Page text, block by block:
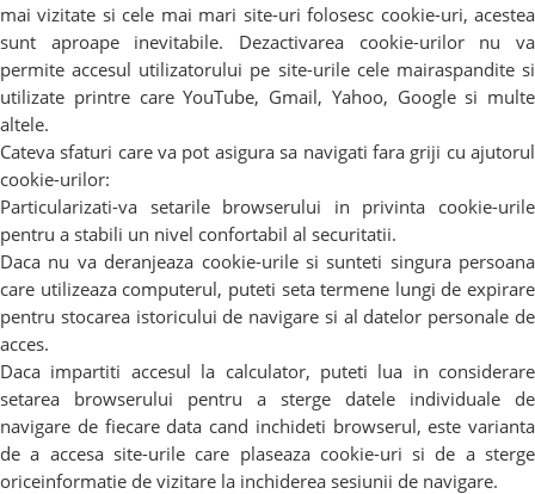
mai vizitate si cele mai mari site-uri folosesc cookie-uri, acestea
sunt aproape inevitabile. Dezactivarea cookie-urilor nu va
permite accesul utilizatorului pe site-urile cele mairaspandite si
utilizate printre care YouTube, Gmail, Yahoo, Google si multe
altele.
Cateva sfaturi care va pot asigura sa navigati fara griji cu ajutorul
cookie-urilor:
Particularizati-va setarile browserului in privinta cookie-urile
pentru a stabili un nivel confortabil al securitatii.
Daca nu va deranjeaza cookie-urile si sunteti singura persoana
care utilizeaza computerul, puteti seta termene lungi de expirare
pentru stocarea istoricului de navigare si al datelor personale de
acces.
Daca impartiti accesul la calculator, puteti lua in considerare
setarea browserului pentru a sterge datele individuale de
navigare de fiecare data cand inchideti browserul, este varianta
de a accesa site-urile care plaseaza cookie-uri si de a sterge
oriceinformatie de vizitare la inchiderea sesiunii de navigare.